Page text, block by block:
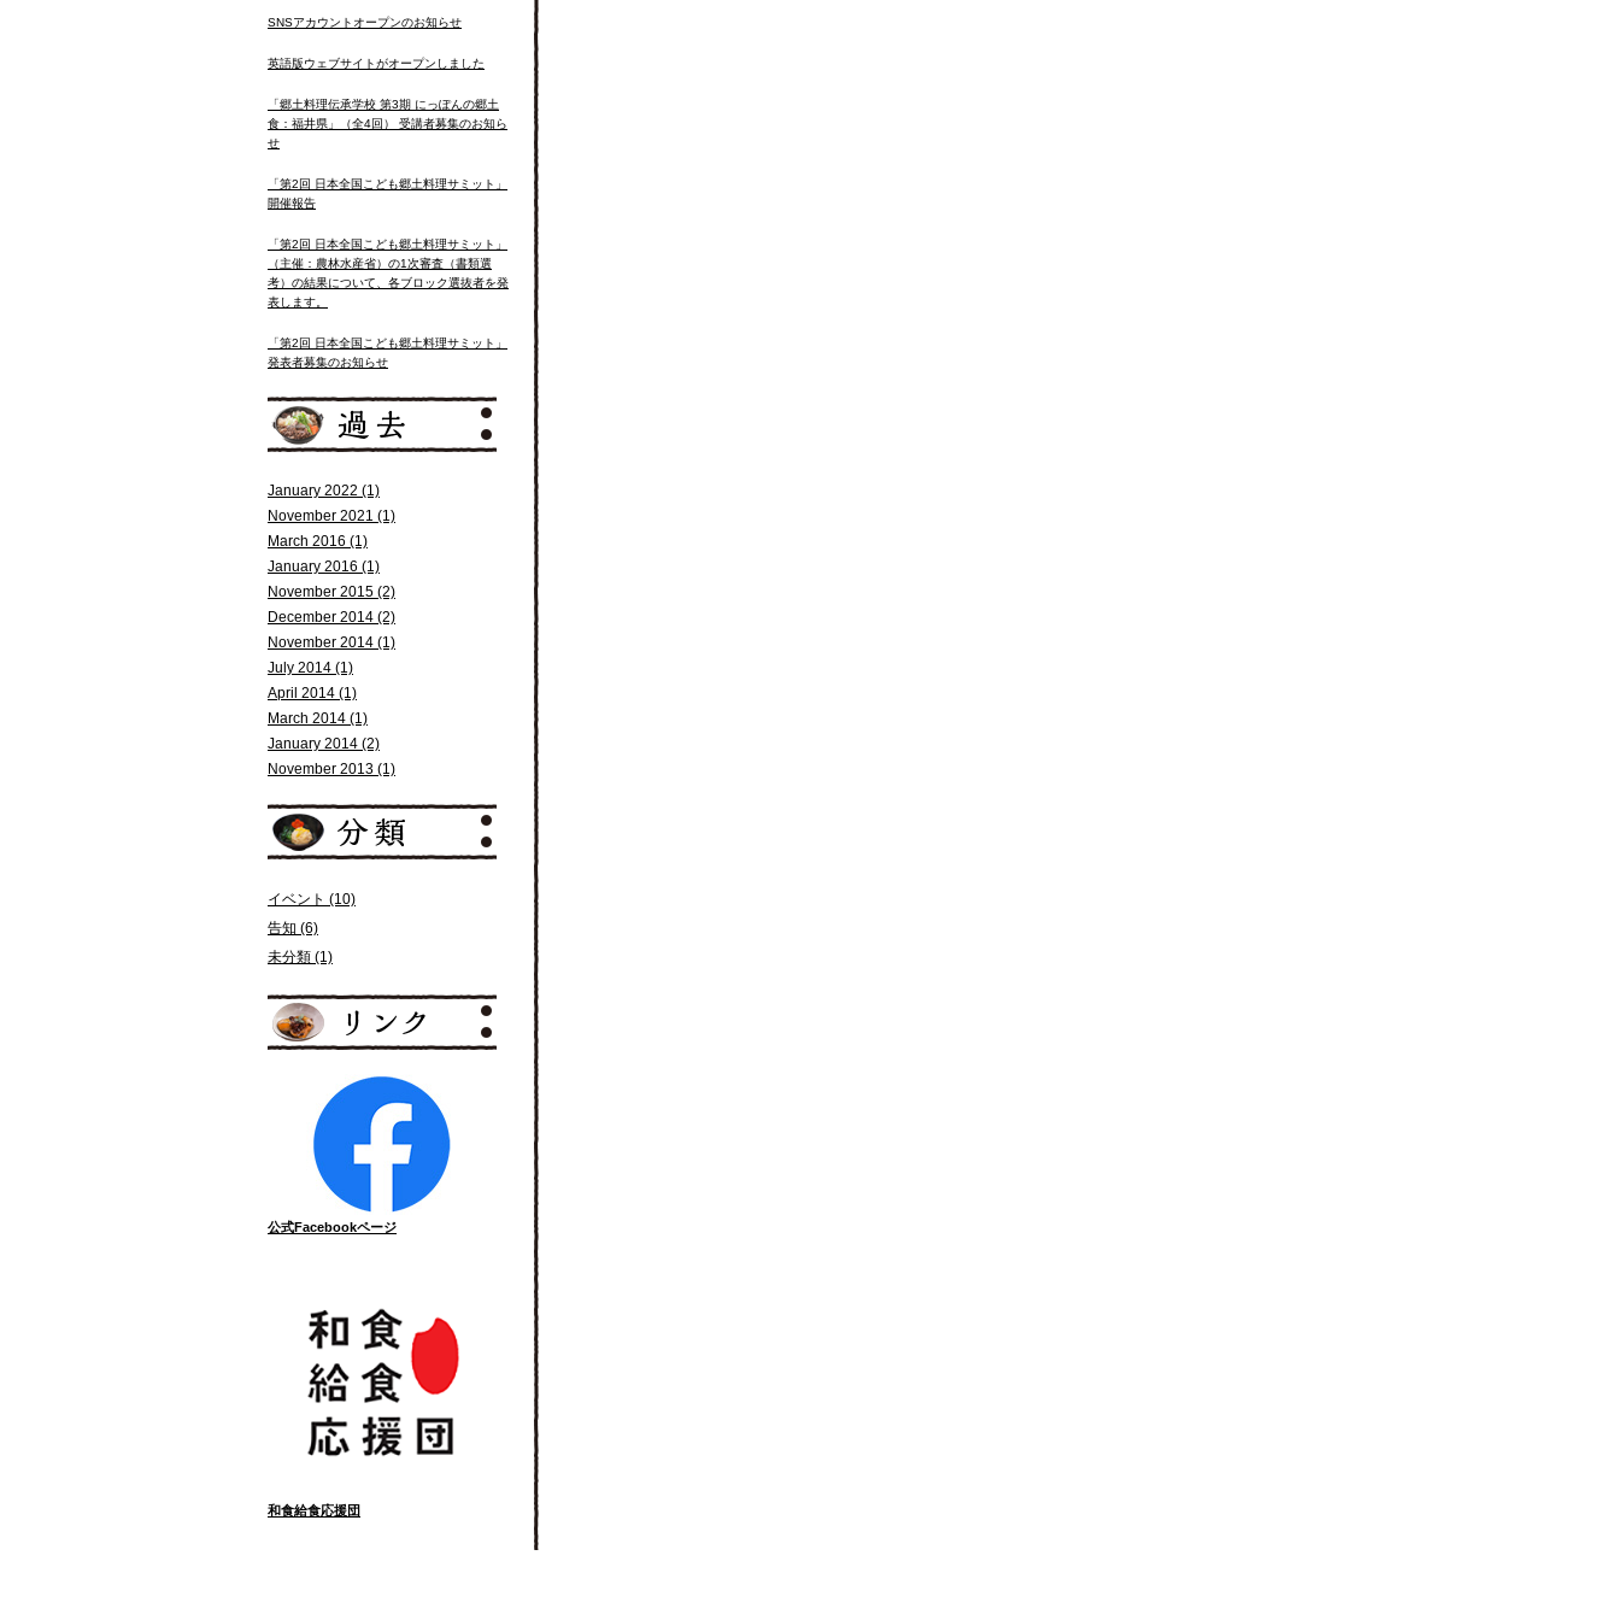
SNSアカウントオープンのお知らせ
英語版ウェブサイトがオープンしました
「郷土料理伝承学校 第3期 にっぽんの郷土
食：福井県」（全4回） 受講者募集のお知ら
せ
「第2回 日本全国こども郷土料理サミット」
開催報告
「第2回 日本全国こども郷土料理サミット」
（主催：農林水産省）の1次審査（書類選
考）の結果について、各ブロック選抜者を発
表します。
「第2回 日本全国こども郷土料理サミット」
発表者募集のお知らせ
January 2022 (1)
November 2021 (1)
March 2016 (1)
January 2016 (1)
November 2015 (2)
December 2014 (2)
November 2014 (1)
July 2014 (1)
April 2014 (1)
March 2014 (1)
January 2014 (2)
November 2013 (1)
イベント (10)
告知 (6)
未分類 (1)
公式Facebookページ
和食給食応援団